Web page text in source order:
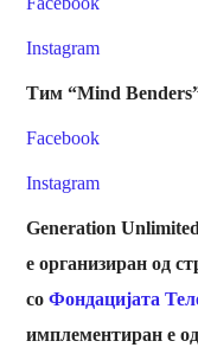
Instagram
Тим “Mind
Facebook
Instagram
Generation
е организиран од
со Фондацијата
имплементиран е